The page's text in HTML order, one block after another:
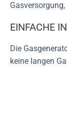
EINFACHE
Die
keine langen